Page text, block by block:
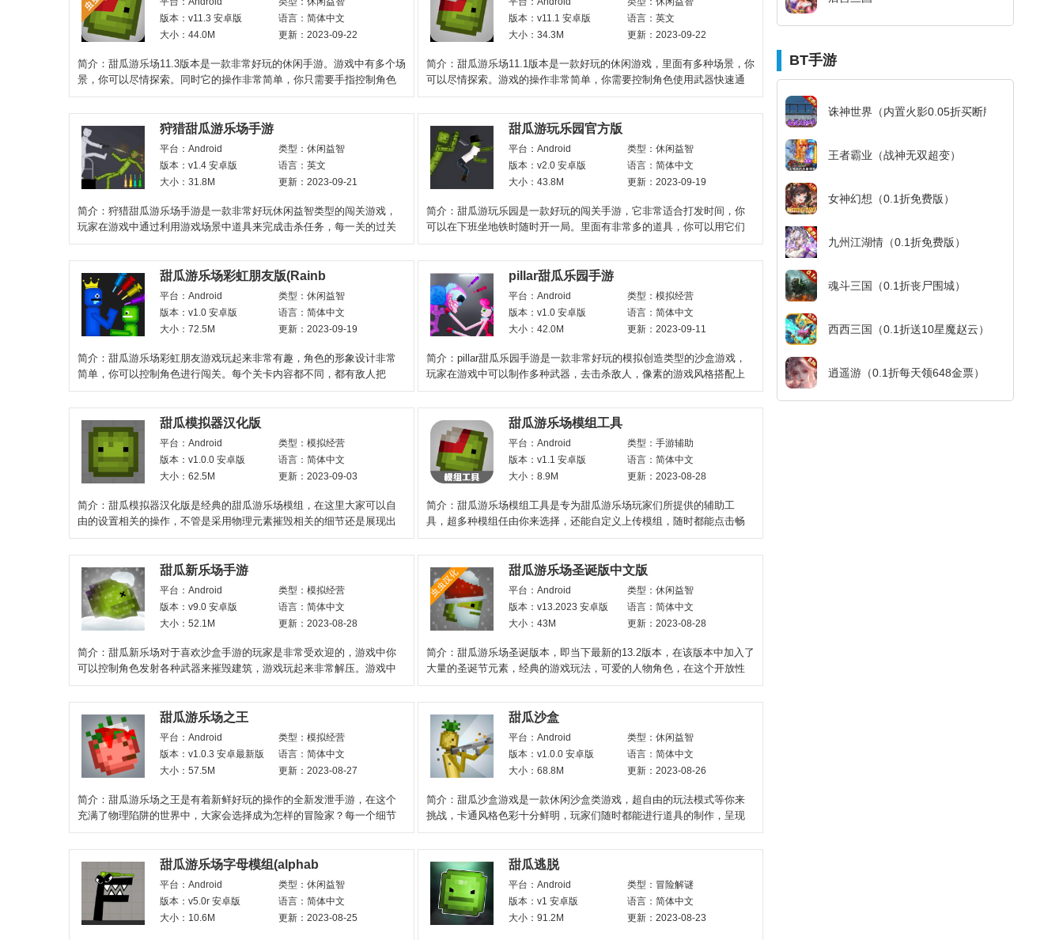
版本：v11.3 安卓版
语言：简体中文
大小：44.0M
更新：2023-09-22
简介：甜瓜游乐场11.3版本是一款非常好玩的休闲手游。游戏中有多个场
景，你可以尽情探索。同时它的操作非常简单，你只需要手指控制角色
移动就可以了。
版本：v11.1 安卓版
语言：英文
大小：34.3M
更新：2023-09-22
简介：甜瓜游乐场11.1版本是一款好玩的休闲游戏，里面有多种场景，你
可以尽情探索。游戏的操作非常简单，你需要控制角色使用武器快速通
过关卡。中途你可
狩猎甜瓜游乐场手游
平台：Android
类型：休闲益智
版本：v1.4 安卓版
语言：英文
大小：31.8M
更新：2023-09-21
简介：狩猎甜瓜游乐场手游是一款非常好玩休闲益智类型的闯关游戏，
玩家在游戏中通过利用游戏场景中道具来完成击杀任务，每一关的过关
技巧都十分有趣，喜
甜瓜游玩乐园官方版
平台：Android
类型：休闲益智
版本：v2.0 安卓版
语言：简体中文
大小：43.8M
更新：2023-09-19
简介：甜瓜游玩乐园是一款好玩的闯关手游，它非常适合打发时间，你
可以在下班坐地铁时随时开一局。里面有非常多的道具，你可以用它们
来完成任务。游戏没
甜瓜游乐场彩虹朋友版(Rainb
平台：Android
类型：休闲益智
版本：v1.0 安卓版
语言：简体中文
大小：72.5M
更新：2023-09-19
简介：甜瓜游乐场彩虹朋友游戏玩起来非常有趣，角色的形象设计非常
简单，你可以控制角色进行闯关。每个关卡内容都不同，都有敌人把
守，你可以使用武器消灭
pillar甜瓜乐园手游
平台：Android
类型：模拟经营
版本：v1.0 安卓版
语言：简体中文
大小：42.0M
更新：2023-09-11
简介：pillar甜瓜乐园手游是一款非常好玩的模拟创造类型的沙盒游戏，
玩家在游戏中可以制作多种武器，去击杀敌人，像素的游戏风格搭配上
丰富有趣的玩法，深
甜瓜模拟器汉化版
平台：Android
类型：模拟经营
版本：v1.0.0 安卓版
语言：简体中文
大小：62.5M
更新：2023-09-03
简介：甜瓜模拟器汉化版是经典的甜瓜游乐场模组，在这里大家可以自
由的设置相关的操作，不管是采用物理元素摧毁相关的细节还是展现出
不一样的冒险，都是
甜瓜游乐场模组工具
平台：Android
类型：手游辅助
版本：v1.1 安卓版
语言：简体中文
大小：8.9M
更新：2023-08-28
简介：甜瓜游乐场模组工具是专为甜瓜游乐场玩家们所提供的辅助工
具，超多种模组任由你来选择，还能自定义上传模组，随时都能点击畅
玩，操作简单使用方便，给
甜瓜新乐场手游
平台：Android
类型：模拟经营
版本：v9.0 安卓版
语言：简体中文
大小：52.1M
更新：2023-08-28
简介：甜瓜新乐场对于喜欢沙盒手游的玩家是非常受欢迎的，游戏中你
可以控制角色发射各种武器来摧毁建筑，游戏玩起来非常解压。游戏中
的爆炸画面非常绚
甜瓜游乐场圣诞版中文版
平台：Android
类型：休闲益智
版本：v13.2023 安卓版
语言：简体中文
大小：43M
更新：2023-08-28
简介：甜瓜游乐场圣诞版本，即当下最新的13.2版本，在该版本中加入了
大量的圣诞节元素，经典的游戏玩法，可爱的人物角色，在这个开放性
的世界里自由进行冒险
甜瓜游乐场之王
平台：Android
类型：模拟经营
版本：v1.0.3 安卓最新版
语言：简体中文
大小：57.5M
更新：2023-08-27
简介：甜瓜游乐场之王是有着新鲜好玩的操作的全新发泄手游，在这个
充满了物理陷阱的世界中，大家会选择成为怎样的冒险家？每一个细节
都是可以期待的，大家
甜瓜沙盒
平台：Android
类型：休闲益智
版本：v1.0.0 安卓版
语言：简体中文
大小：68.8M
更新：2023-08-26
简介：甜瓜沙盒游戏是一款休闲沙盒类游戏，超自由的玩法模式等你来
挑战，卡通风格色彩十分鲜明，玩家们随时都能进行道具的制作，呈现
出自己所独特的色彩，玩
甜瓜游乐场字母模组(alphab
平台：Android
类型：休闲益智
版本：v5.0r 安卓版
语言：简体中文
大小：10.6M
更新：2023-08-25
甜瓜逃脱
平台：Android
类型：冒险解谜
版本：v1 安卓版
语言：简体中文
大小：91.2M
更新：2023-08-23
BT手游
诛神世界（内置火影0.05折买断版）
王者霸业（战神无双超变）
女神幻想（0.1折免费版）
九州江湖情（0.1折免费版）
魂斗三国（0.1折丧尸围城）
西西三国（0.1折送10星魔赵云）
逍遥游（0.1折每天领648金票）